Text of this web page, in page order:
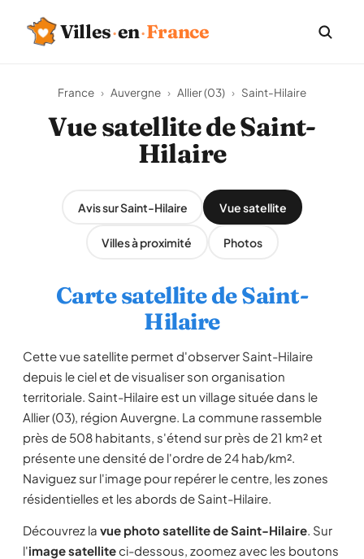
Villes·en·France
France › Auvergne › Allier (03) › Saint-Hilaire
Vue satellite de Saint-
Hilaire
Avis sur Saint-Hilaire Vue satellite
Villes à proximité Photos
Carte satellite de Saint-
Hilaire
Cette vue satellite permet d'observer Saint-Hilaire
depuis le ciel et de visualiser son organisation
territoriale. Saint-Hilaire est un village située dans le
Allier (03), région Auvergne. La commune rassemble
près de 508 habitants, s'étend sur près de 21 km² et
présente une densité de l'ordre de 24 hab/km².
Naviguez sur l'image pour repérer le centre, les zones
résidentielles et les abords de Saint-Hilaire.
Découvrez la vue photo satellite de Saint-Hilaire. Sur
l'image satelliteci-dessous, zoomez avec les boutons